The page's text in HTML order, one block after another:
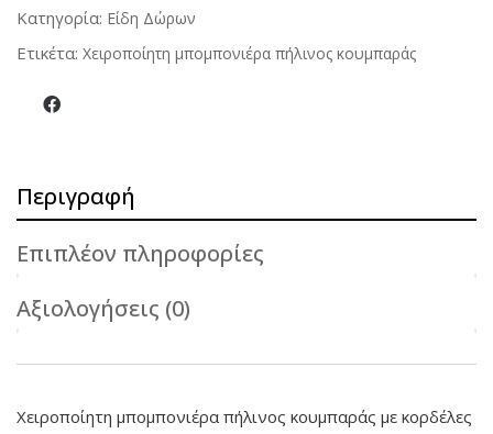
i
t
Κατηγορία: Είδη Δώρων
Ετικέτα: Χειροποίητη μπομπονιέρα πήλινος κουμπαράς
Περιγραφή
Επιπλέον πληροφορίες
Αξιολογήσεις (0)
Χειροποίητη μπομπονιέρα πήλινος κουμπαράς με κορδέλες